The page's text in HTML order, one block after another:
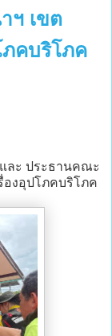
ฯ เขต
คบริโภค
ละ ประธานคณะ
งอุปโภคบริโภค